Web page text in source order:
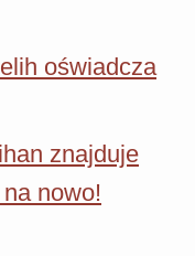
oświadcza
znajduje
nowo!